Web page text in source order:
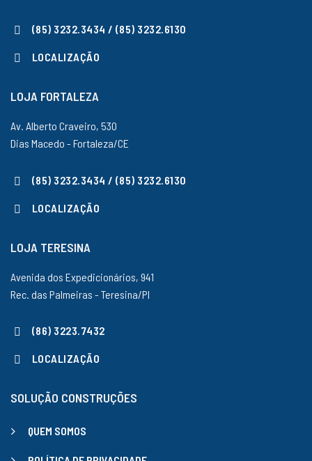
(85) 3232.3434 / (85) 3232.6130
LOCALIZAÇÃO
LOJA FORTALEZA
Av. Alberto Craveiro, 530
Dias Macedo - Fortaleza/CE
(85) 3232.3434 / (85) 3232.6130
LOCALIZAÇÃO
LOJA TERESINA
Avenida dos Expedicionários, 941
Rec. das Palmeiras - Teresina/PI
(86) 3223.7432
LOCALIZAÇÃO
SOLUÇÃO CONSTRUÇÕES
QUEM SOMOS